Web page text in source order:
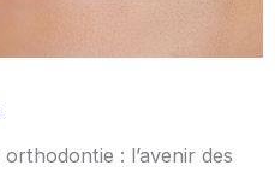
: l’avenir des